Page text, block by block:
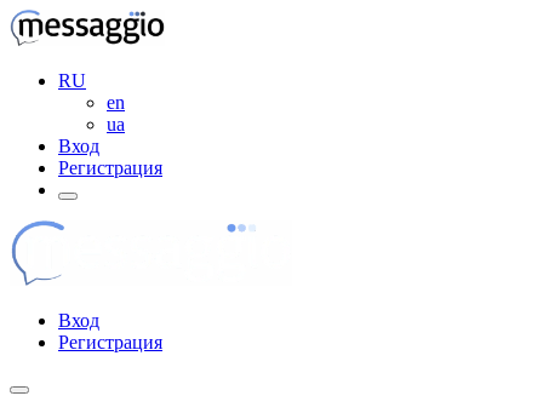
RU
en
ua
Вход
Регистрация
Вход
Регистрация